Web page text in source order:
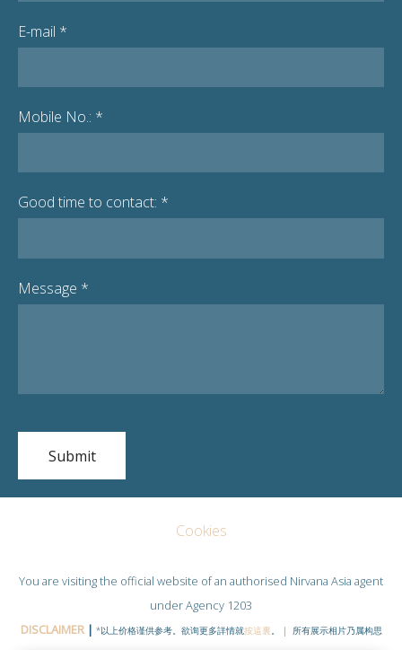
E-mail *
Mobile No.: *
Good time to contact: *
Message *
Cookies
You are visiting the official website of an authorised Nirvana Asia agent
under Agency 1203
DISCLAIMER| *以上价格谨供参考。欲询更多詳情就按這裏 。 | 所有展示相片乃属构思